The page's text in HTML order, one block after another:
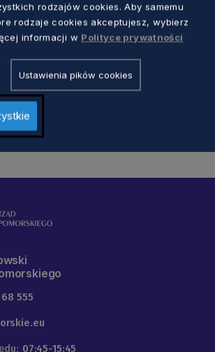
– na Pomorzu brakuje
są szczególnie
555
07:45-15:45
rodzajów cookies. Aby samemu
rodzaje cookies akceptujesz, wybierz
informacji w Polityce prywatności
Ustawienia pików cookies